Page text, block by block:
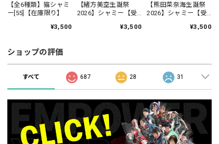
【全6種類】猫シャミ
ー[55]【在庫限り】
¥3,500
【緒方美空生誕祭
2026】シャミー【受
¥3,500
【熊田菜奈海生誕祭
2026】シャミー【受
¥3,500
ショップの評価
すべて 687 28 31